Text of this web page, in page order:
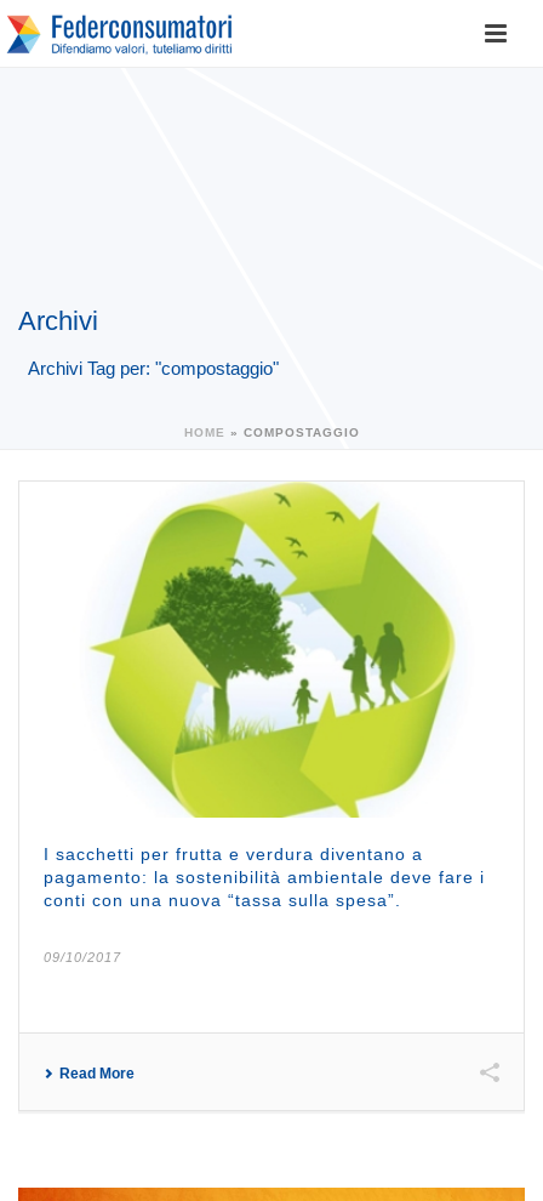
Archivi
Archivi Tag per: "compostaggio"
HOME » COMPOSTAGGIO
I sacchetti per frutta e verdura diventano a
pagamento: la sostenibilità ambientale deve fare i
conti con una nuova “tassa sulla spesa”.
09/10/2017
Read More